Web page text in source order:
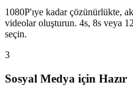
1080P'ıye kadar çözünürlükte,
videolar oluşturun. 4s, 8s veya
seçin.
3
Sosyal Medya için Hazır